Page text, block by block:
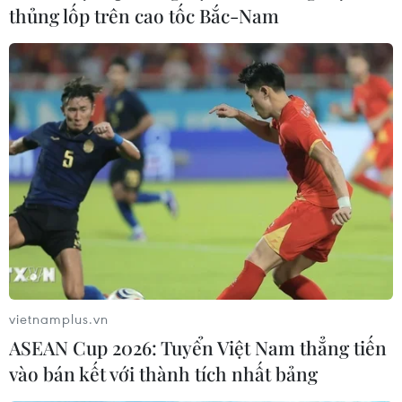
#Nhu cầu
Pháp
Theo dõi VietnamPlus
TIN CÙNG CHUYÊN MỤC
Cơ cấu lại vốn nhà nước tại doanh
nghiệp gắn với mục tiêu tăng trưởng
hai con số
07/08/2026 13:16
thủng lốp trên cao tốc Bắc-Nam
vietnamplus.vn
ASEAN Cup 2026: Tuyển Việt Nam thẳng tiến
vào bán kết với thành tích nhất bảng